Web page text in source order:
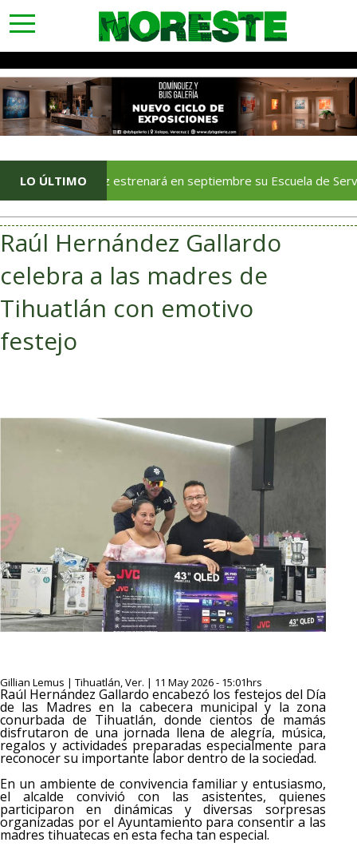
toggle
navigation
LO ÚLTIMO
Veracruz estrenará en septiembre su Escuela de Servicios
Raúl Hernández Gallardo
celebra a las madres de
Tihuatlán con emotivo
festejo
Gillian Lemus | Tihuatlán, Ver. | 11 May 2026 - 15:01hrs
Raúl Hernández Gallardo encabezó los festejos del Día
de las Madres en la cabecera municipal y la zona
conurbada de Tihuatlán, donde cientos de mamás
disfrutaron de una jornada llena de alegría, música,
regalos y actividades preparadas especialmente para
reconocer su importante labor dentro de la sociedad.
En un ambiente de convivencia familiar y entusiasmo,
el alcalde convivió con las asistentes, quienes
participaron en dinámicas y diversas sorpresas
organizadas por el Ayuntamiento para consentir a las
madres tihuatecas en esta fecha tan especial.